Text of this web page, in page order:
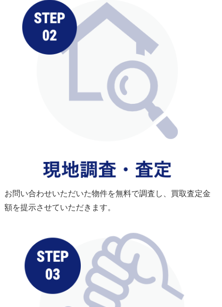
お問い合わせいただいた物件を無料で調査し、買取査定金
額を提示させていただきます。